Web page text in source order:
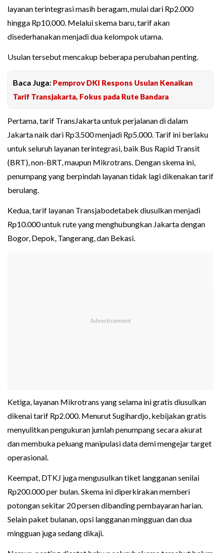
layanan terintegrasi masih beragam, mulai dari Rp2.000
hingga Rp10.000. Melalui skema baru, tarif akan
disederhanakan menjadi dua kelompok utama.
Usulan tersebut mencakup beberapa perubahan penting.
Baca Juga: Pemprov DKI Respons Usulan Kenaikan
Tarif Transjakarta, Fokus pada Rute Bandara
Pertama, tarif TransJakarta untuk perjalanan di dalam
Jakarta naik dari Rp3.500 menjadi Rp5.000. Tarif ini berlaku
untuk seluruh layanan terintegrasi, baik Bus Rapid Transit
(BRT), non-BRT, maupun Mikrotrans. Dengan skema ini,
penumpang yang berpindah layanan tidak lagi dikenakan tarif
berulang.
Kedua, tarif layanan Transjabodetabek diusulkan menjadi
Rp10.000 untuk rute yang menghubungkan Jakarta dengan
Bogor, Depok, Tangerang, dan Bekasi.
Ketiga, layanan Mikrotrans yang selama ini gratis diusulkan
dikenai tarif Rp2.000. Menurut Sugihardjo, kebijakan gratis
menyulitkan pengukuran jumlah penumpang secara akurat
dan membuka peluang manipulasi data demi mengejar target
operasional.
Keempat, DTKJ juga mengusulkan tiket langganan senilai
Rp200.000 per bulan. Skema ini diperkirakan memberi
potongan sekitar 20 persen dibanding pembayaran harian.
Selain paket bulanan, opsi langganan mingguan dan dua
mingguan juga sedang dikaji.